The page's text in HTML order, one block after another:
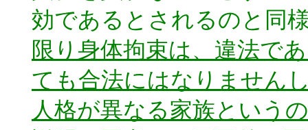
効であるとされるのと同
限り身体拘束は、違法で
ても合法にはなりません
人格が異なる家族という